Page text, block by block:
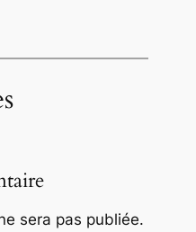
sera pas publiée.